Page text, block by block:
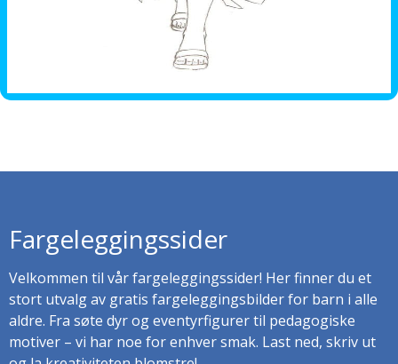
Fargeleggingssider
Velkommen til vår fargeleggingssider! Her finner du et
stort utvalg av gratis fargeleggingsbilder for barn i alle
aldre. Fra søte dyr og eventyrfigurer til pedagogiske
motiver – vi har noe for enhver smak. Last ned, skriv ut